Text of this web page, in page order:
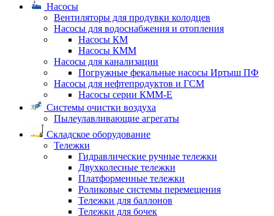
Насосы
Вентиляторы для продувки колодцев
Насосы для водоснабжения и отопления
Насосы КМ
Насосы КММ
Насосы для канализации
Погружные фекальные насосы Иртыш ПФ
Насосы для нефтепродуктов и ГСМ
Насосы серии КММ-Е
Системы очистки воздуха
Пылеулавливающие агрегаты
Складское оборудование
Тележки
Гидравлические ручные тележки
Двухколесные тележки
Платформенные тележки
Роликовые системы перемещения
Тележки для баллонов
Тележки для бочек